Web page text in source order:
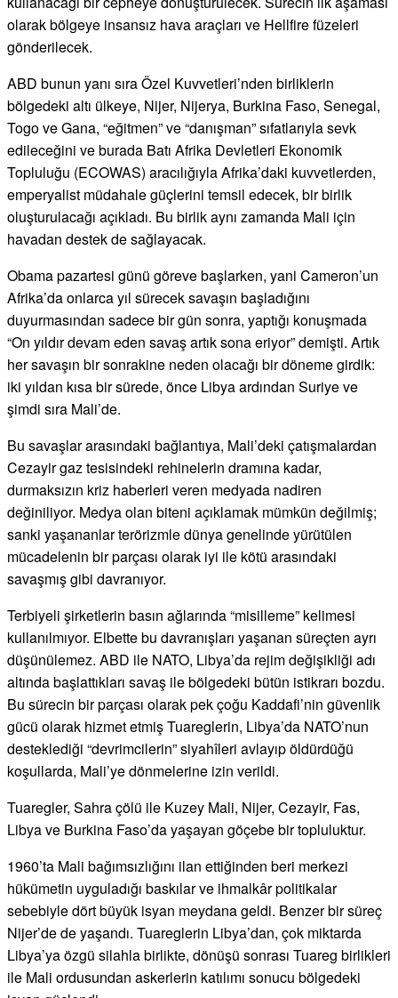
olarak bölgeye insansız hava araçları ve Hellfire füzeleri
gönderilecek.
ABD bunun yanı sıra Özel Kuvvetleri’nden birliklerin
bölgedeki altı ülkeye, Nijer, Nijerya, Burkina Faso, Senegal,
Togo ve Gana, “eğitmen” ve “danışman” sıfatlarıyla sevk
edileceğini ve burada Batı Afrika Devletleri Ekonomik
Topluluğu (ECOWAS) aracılığıyla Afrika’daki kuvvetlerden,
emperyalist müdahale güçlerini temsil edecek, bir birlik
oluşturulacağı açıkladı. Bu birlik aynı zamanda Mali için
havadan destek de sağlayacak.
Obama pazartesi günü göreve başlarken, yani Cameron’un
Afrika’da onlarca yıl sürecek savaşın başladığını
duyurmasından sadece bir gün sonra, yaptığı konuşmada
“On yıldır devam eden savaş artık sona eriyor” demişti. Artık
her savaşın bir sonrakine neden olacağı bir döneme girdik:
iki yıldan kısa bir sürede, önce Libya ardından Suriye ve
şimdi sıra Mali’de.
Bu savaşlar arasındaki bağlantıya, Mali’deki çatışmalardan
Cezayir gaz tesisindeki rehinelerin dramına kadar,
durmaksızın kriz haberleri veren medyada nadiren
değiniliyor. Medya olan biteni açıklamak mümkün değilmiş;
sanki yaşananlar terörizmle dünya genelinde yürütülen
mücadelenin bir parçası olarak iyi ile kötü arasındaki
savaşmış gibi davranıyor.
Terbiyeli şirketlerin basın ağlarında “misilleme” kelimesi
kullanılmıyor. Elbette bu davranışları yaşanan süreçten ayrı
düşünülemez. ABD ile NATO, Libya’da rejim değişikliği adı
altında başlattıkları savaş ile bölgedeki bütün istikrarı bozdu.
Bu sürecin bir parçası olarak pek çoğu Kaddafi’nin güvenlik
gücü olarak hizmet etmiş Tuareglerin, Libya’da NATO’nun
desteklediği “devrimcilerin” siyahîleri avlayıp öldürdüğü
koşullarda, Mali’ye dönmelerine izin verildi.
Tuaregler, Sahra çölü ile Kuzey Mali, Nijer, Cezayir, Fas,
Libya ve Burkina Faso’da yaşayan göçebe bir topluluktur.
1960’ta Mali bağımsızlığını ilan ettiğinden beri merkezi
hükümetin uyguladığı baskılar ve ihmalkâr politikalar
sebebiyle dört büyük isyan meydana geldi. Benzer bir süreç
Nijer’de de yaşandı. Tuareglerin Libya’dan, çok miktarda
Libya’ya özgü silahla birlikte, dönüşü sonrası Tuareg birlikleri
ile Mali ordusundan askerlerin katılımı sonucu bölgedeki